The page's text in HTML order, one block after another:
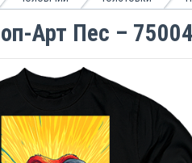
Арт Пес –